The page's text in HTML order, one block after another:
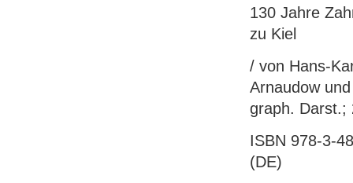
130 Jahre
zu Kiel
/ von Hans-
Arnaudow
graph. Darst.;
ISBN 978-3-
(DE)